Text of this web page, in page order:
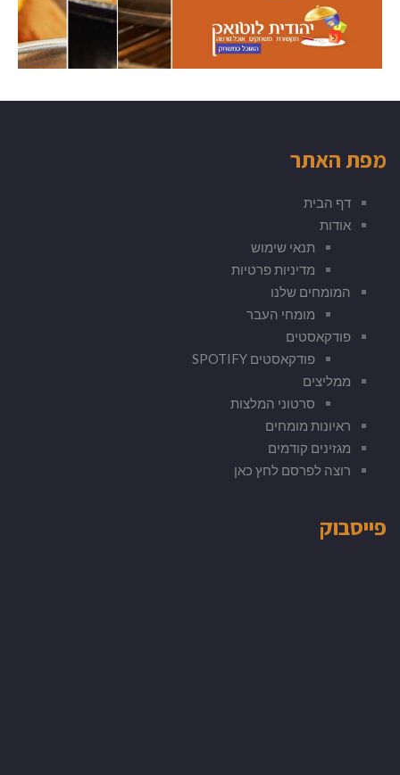
מפת האתר
דף הבית
אודות
תנאי שימוש
מדיניות פרטיות
המומחים שלנו
מומחי העבר
פודקאסטים
פודקאסטים SPOTIFY
ממליצים
סרטוני המלצות
ראיונות מומחים
מגזינים קודמים
רוצה לפרסם לחץ כאן
פייסבוק